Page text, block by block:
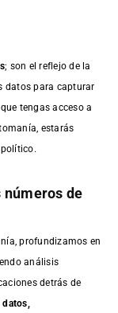
; son el reflejo de la
datos para capturar
tengas acceso a
estarás
de
profundizamos en
análisis
detrás de